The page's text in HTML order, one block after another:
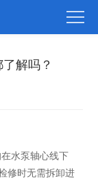
解吗？
水泵轴心线下
修时无需拆卸进